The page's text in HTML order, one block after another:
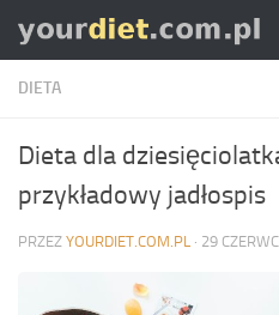
Skip to content
DIETA
Dieta dla
przykładowy jadłospis
PRZEZ YOURDIET.COM.PL · 29